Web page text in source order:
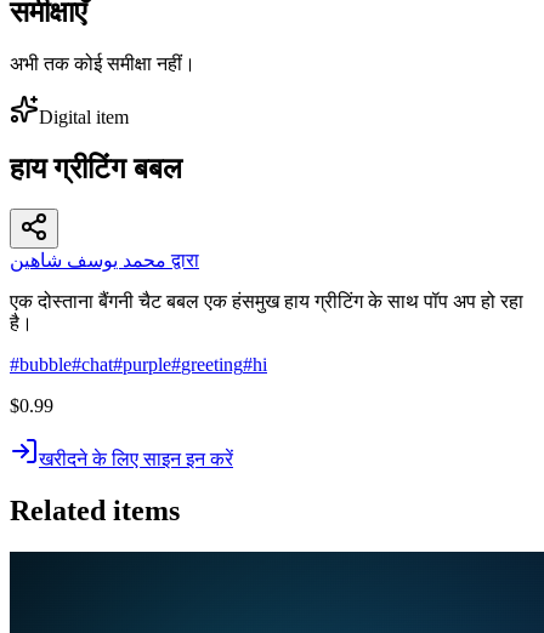
समीक्षाएँ
अभी तक कोई समीक्षा नहीं।
Digital item
हाय ग्रीटिंग बबल
محمد يوسف شاهين द्वारा
एक दोस्ताना बैंगनी चैट बबल एक हंसमुख हाय ग्रीटिंग के साथ पॉप अप हो रहा
है।
#bubble#chat#purple#greeting#hi
$0.99
खरीदने के लिए साइन इन करें
Related items